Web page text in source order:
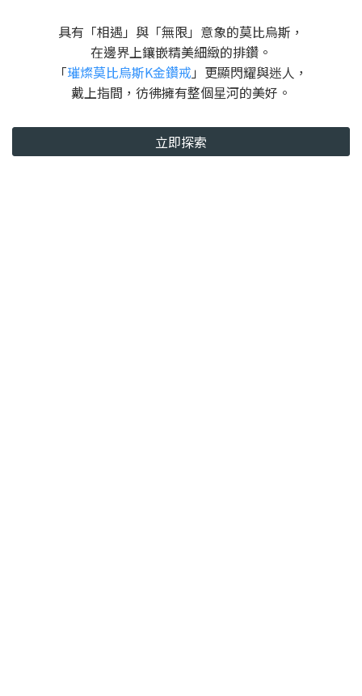
具有「相遇」與「無限」意象的莫比烏斯，
在邊界上鑲嵌精美細緻的排鑽。
「璀燦莫比烏斯K金鑽戒 」更顯閃耀與迷人，
戴上指間，彷彿擁有整個星河的美好。
立即探索